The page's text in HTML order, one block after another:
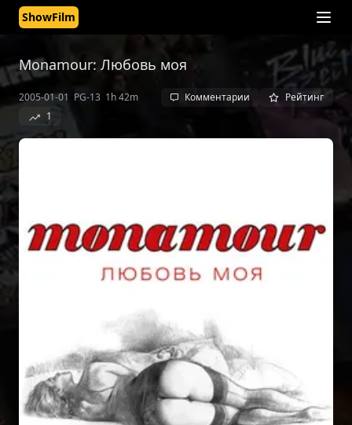
ShowFilm
Monamour: Любовь моя
2005-01-01 PG-13 1h 42m Комментарии
Рейтинг
1